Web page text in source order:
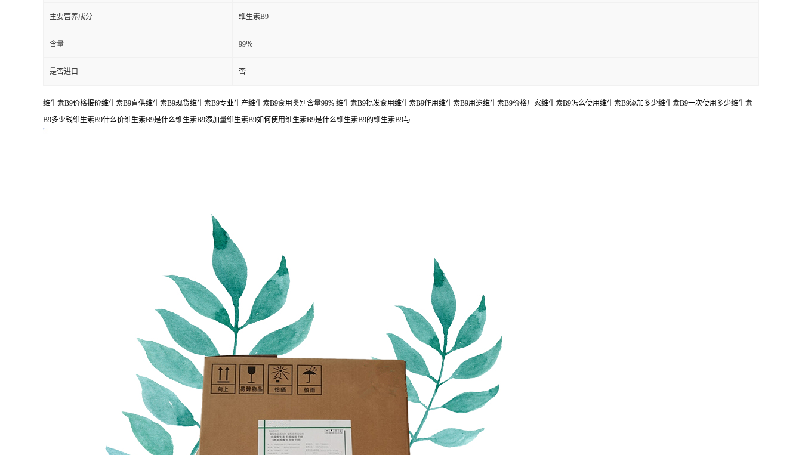
主要营养成分 维生素B9
含量 99％
是否进口 否
维生素B9价格报价维生素B9直供维生素B9现货维生素B9专业生产维生素B9食用类别含量99% 维生素B9批发食用维生素B9作用维生素B9用途维生素B9价格厂家维生素B9怎么使用维生素B9添加多少维生素B9一次使用多少维生素
B9多少钱维生素B9什么价维生素B9是什么维生素B9添加量维生素B9如何使用维生素B9是什么维生素B9的维生素B9与